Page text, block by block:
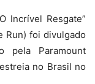
Incrível Resgate”
Run) foi divulgado
pela Paramount
no Brasil no